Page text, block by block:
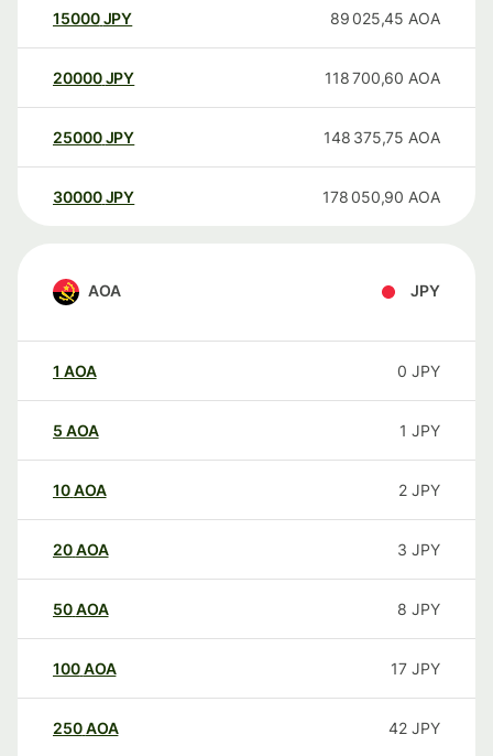
15000 JPY 89 025,45 AOA
20000 JPY 118 700,60 AOA
25000 JPY 148 375,75 AOA
30000 JPY 178 050,90 AOA
AOA JPY
1 AOA 0 JPY
5 AOA 1 JPY
10AOA 2 JPY
20AOA 3 JPY
50AOA 8 JPY
100AOA 17 JPY
250AOA 42 JPY